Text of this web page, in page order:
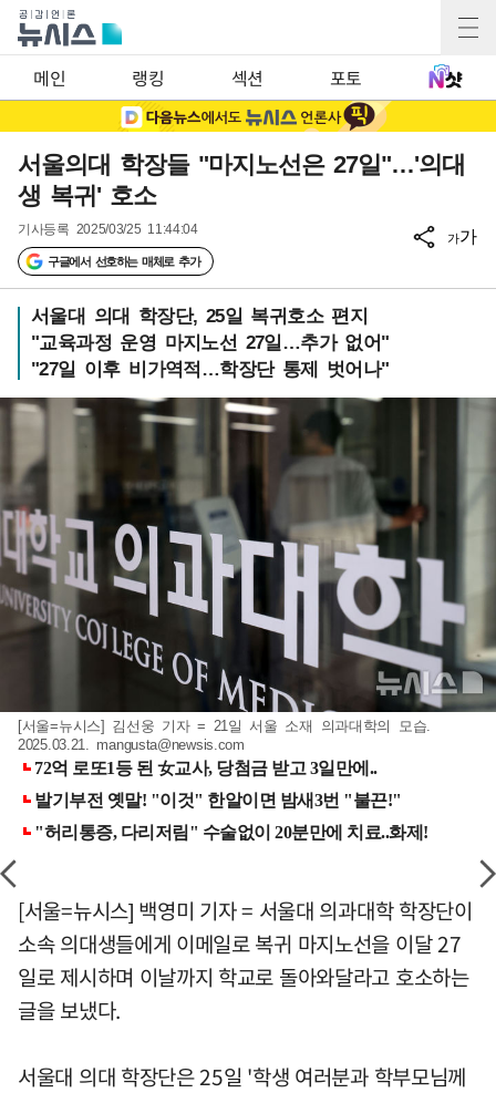
메인 랭킹 섹션 포토
서울의대 학장들 "마지노선은 27일"…'의대
생 복귀' 호소
기사등록 2025/03/25 11:44:04
구글에서 선호하는 매체로 추가
가가
서울대 의대 학장단, 25일 복귀호소 편지
"교육과정 운영 마지노선 27일…추가 없어"
"27일 이후 비가역적…학장단 통제 벗어나"
[서울=뉴시스] 김선웅 기자 = 21일 서울 소재 의과대학의 모습.
2025.03.21. mangusta@newsis.com
[서울=뉴시스] 백영미 기자 = 서울대 의과대학 학장단이
소속 의대생들에게 이메일로 복귀 마지노선을 이달 27
일로 제시하며 이날까지 학교로 돌아와달라고 호소하는
글을 보냈다.
서울대 의대 학장단은 25일 '학생 여러분과 학부모님께